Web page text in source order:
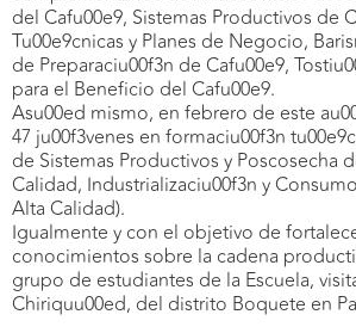
del Cafu00e9, Sistemas Productivos de
Tu00e9cnicas y Planes de Negocio,
de Preparaciu00f3n de Cafu00e9,
para el Beneficio del Cafu00e9.
Asu00ed mismo, en febrero de este
47 ju00f3venes en formaciu00f3n
de Sistemas Productivos y Poscosecha
Calidad, Industrializaciu00f3n y
Alta Calidad).
Igualmente y con el objetivo de
conocimientos sobre la cadena
grupo de estudiantes de la Escuela,
Chiriquu00ed, del distrito Boquete en